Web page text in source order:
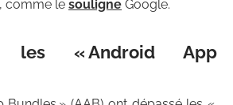
comme le souligne Google.
les « Android App